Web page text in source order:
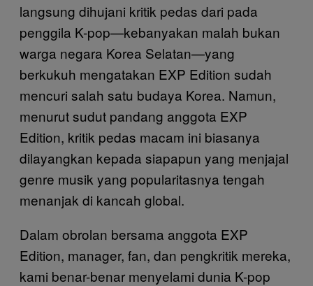
langsung dihujani kritik pedas dari pada
penggila K-pop—kebanyakan malah bukan
warga negara Korea Selatan—yang
berkukuh mengatakan EXP Edition sudah
mencuri salah satu budaya Korea. Namun,
menurut sudut pandang anggota EXP
Edition, kritik pedas macam ini biasanya
dilayangkan kepada siapapun yang menjajal
genre musik yang popularitasnya tengah
menanjak di kancah global.
Dalam obrolan bersama anggota EXP
Edition, manager, fan, dan pengkritik mereka,
kami benar-benar menyelami dunia K-pop